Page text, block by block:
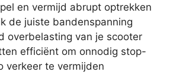
en vermijd abrupt optrekken
de juiste bandenspanning
overbelasting van je scooter
efficiënt om onnodig stop-
verkeer te vermijden